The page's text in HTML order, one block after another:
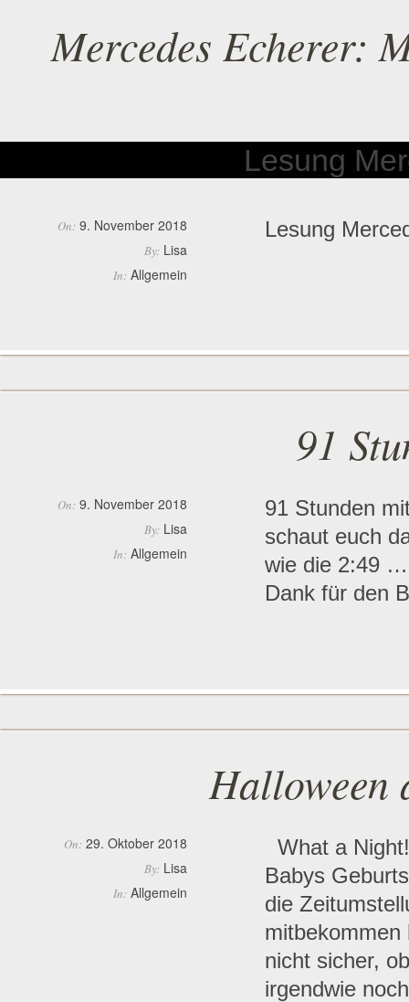
Mercedes Echerer:
Lesung
On: 9. November 2018
By: Lisa
In: Allgemein
Lesung
91
On: 9. November 2018
By: Lisa
In: Allgemein
91 Stunden
schaut euch
wie die 2:49
Dank für den
Halloween
On: 29. Oktober 2018
By: Lisa
In: Allgemein
What a
Babys
die
nicht sicher,
irgendwie